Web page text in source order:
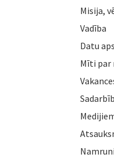
Misija,
Vadība
Datu
Mīti par